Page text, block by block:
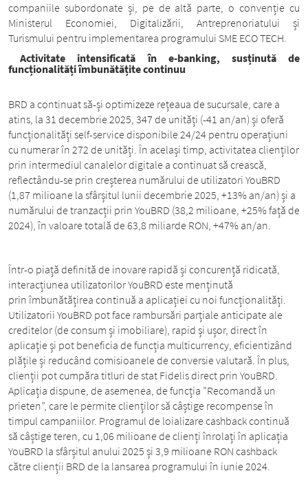
companiile subordonate și, pe de altă parte, o convenție cu
Ministerul Economiei, Digitalizării, Antreprenoriatului și
Turismului pentru implementarea programului SME ECO TECH.
Activitate intensificată în e-banking, susținută de
funcționalități îmbunătățite continuu
BRD a continuat să-și optimizeze rețeaua de sucursale, care a
atins, la 31 decembrie 2025, 347 de unități (-41 an/an) și oferă
funcționalități self-service disponibile 24/24 pentru operațiuni
cu numerar în 272 de unități. În același timp, activitatea clienților
prin intermediul canalelor digitale a continuat să crească,
reflectându-se prin creșterea numărului de utilizatori YouBRD
(1,87 milioane la sfârșitul lunii decembrie 2025, +13% an/an) și a
numărului de tranzacții prin YouBRD (38,2 milioane, +25% față de
2024), în valoare totală de 63,8 miliarde RON, +47% an/an.
Într-o piață definită de inovare rapidă și concurență ridicată,
interacțiunea utilizatorilor YouBRD este menținută
prin îmbunătățirea continuă a aplicației cu noi funcționalități.
Utilizatorii YouBRD pot face rambursări parțiale anticipate ale
creditelor (de consum și imobiliare), rapid și ușor, direct în
aplicație și pot beneficia de funcția multicurrency, eficientizând
plățile și reducând comisioanele de conversie valutară. În plus,
clienții pot cumpăra titluri de stat Fidelis direct prin YouBRD.
Aplicația dispune, de asemenea, de funcția ”Recomandă un
prieten”, care le permite clienților să câștige recompense în
timpul campaniilor. Programul de loializare cashback continuă
să câștige teren, cu 1,06 milioane de clienți înrolați în aplicația
YouBRD la sfârșitul anului 2025 și 3,9 milioane RON cashback
către clienții BRD de la lansarea programului în iunie 2024.